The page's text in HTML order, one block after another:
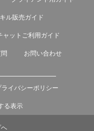
ル販売ガイド
ャットご利用ガイド
お問い合わせ
ライバシーポリシー
る表示